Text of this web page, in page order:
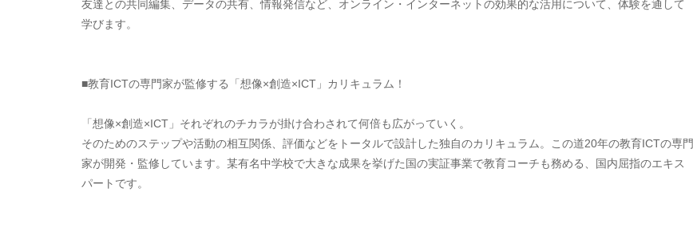
友達との共同編集、データの共有、情報発信など、オンライン・インターネットの効果的な活用について、体験を通して
学びます。
■教育ICTの専門家が監修する「想像×創造×ICT」カリキュラム！
「想像×創造×ICT」それぞれのチカラが掛け合わされて何倍も広がっていく。
そのためのステップや活動の相互関係、評価などをトータルで設計した独自のカリキュラム。この道20年の教育ICTの専門
家が開発・監修しています。某有名中学校で大きな成果を挙げた国の実証事業で教育コーチも務める、国内屈指のエキス
パートです。